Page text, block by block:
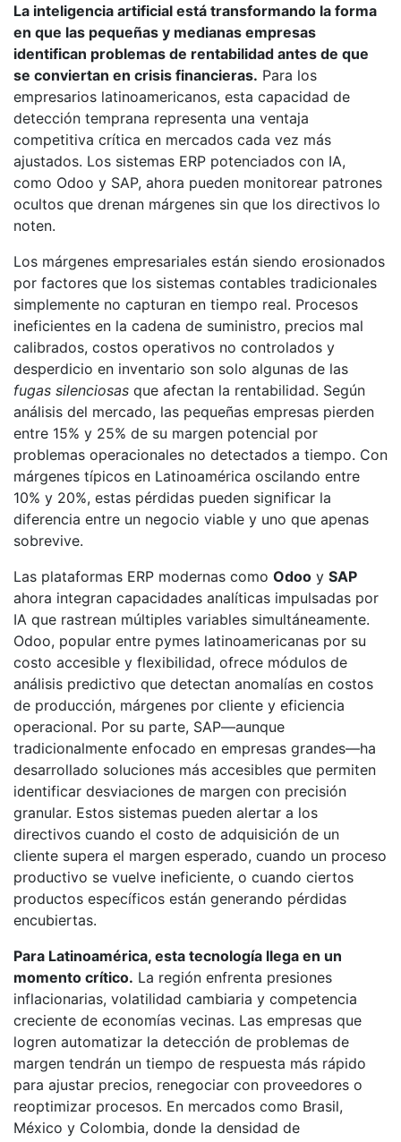
La inteligencia artificial está transformando la forma
en que las pequeñas y medianas empresas
identifican problemas de rentabilidad antes de que
se conviertan en crisis financieras. Para los
empresarios latinoamericanos, esta capacidad de
detección temprana representa una ventaja
competitiva crítica en mercados cada vez más
ajustados. Los sistemas ERP potenciados con IA,
como Odoo y SAP, ahora pueden monitorear patrones
ocultos que drenan márgenes sin que los directivos lo
noten.
Los márgenes empresariales están siendo erosionados
por factores que los sistemas contables tradicionales
simplemente no capturan en tiempo real. Procesos
ineficientes en la cadena de suministro, precios mal
calibrados, costos operativos no controlados y
desperdicio en inventario son solo algunas de las
fugas silenciosas que afectan la rentabilidad. Según
análisis del mercado, las pequeñas empresas pierden
entre 15% y 25% de su margen potencial por
problemas operacionales no detectados a tiempo. Con
márgenes típicos en Latinoamérica oscilando entre
10% y 20%, estas pérdidas pueden significar la
diferencia entre un negocio viable y uno que apenas
sobrevive.
Las plataformas ERP modernas como Odoo y SAP
ahora integran capacidades analíticas impulsadas por
IA que rastrean múltiples variables simultáneamente.
Odoo, popular entre pymes latinoamericanas por su
costo accesible y flexibilidad, ofrece módulos de
análisis predictivo que detectan anomalías en costos
de producción, márgenes por cliente y eficiencia
operacional. Por su parte, SAP—aunque
tradicionalmente enfocado en empresas grandes—ha
desarrollado soluciones más accesibles que permiten
identificar desviaciones de margen con precisión
granular. Estos sistemas pueden alertar a los
directivos cuando el costo de adquisición de un
cliente supera el margen esperado, cuando un proceso
productivo se vuelve ineficiente, o cuando ciertos
productos específicos están generando pérdidas
encubiertas.
Para Latinoamérica, esta tecnología llega en un
momento crítico. La región enfrenta presiones
inflacionarias, volatilidad cambiaria y competencia
creciente de economías vecinas. Las empresas que
logren automatizar la detección de problemas de
margen tendrán un tiempo de respuesta más rápido
para ajustar precios, renegociar con proveedores o
reoptimizar procesos. En mercados como Brasil,
México y Colombia, donde la densidad de